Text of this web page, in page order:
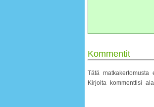
Kommentit
Tätä
Kirjoita kommenttisi